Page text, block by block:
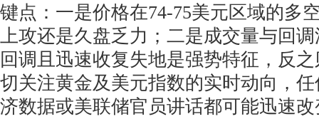
键点：一是价格在74-75美元区域的多
上攻还是久盘乏力；二是成交量与回
回调且迅速收复失地是强势特征，反
切关注黄金及美元指数的实时动向，
济数据或美联储官员讲话都可能迅速